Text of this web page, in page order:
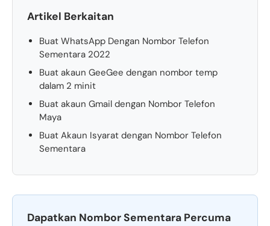
Artikel Berkaitan
Buat WhatsApp Dengan Nombor Telefon
Sementara 2022
Buat akaun GeeGee dengan nombor temp
dalam 2 minit
Buat akaun Gmail dengan Nombor Telefon
Maya
Buat Akaun Isyarat dengan Nombor Telefon
Sementara
Dapatkan Nombor Sementara Percuma